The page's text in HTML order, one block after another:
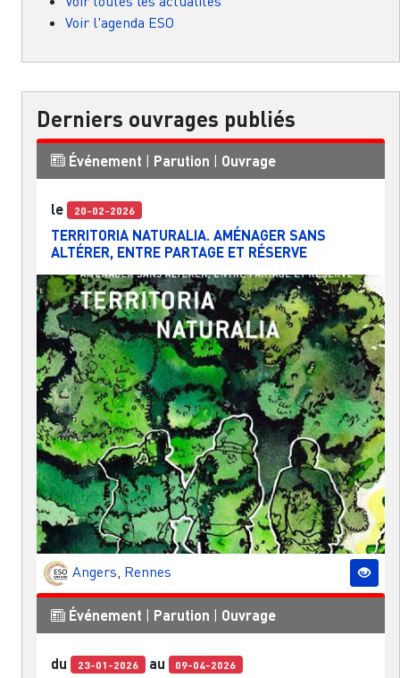
Voir l'agenda ESO
Derniers ouvrages publiés
Événement | Parution | Ouvrage
le 20-02-2026
TERRITORIA NATURALIA. AMÉNAGER SANS
ALTÉRER, ENTRE PARTAGE ET RÉSERVE
Angers Rennes
Événement Parution Ouvrage
du 23-01-2026 au 09-04-2026